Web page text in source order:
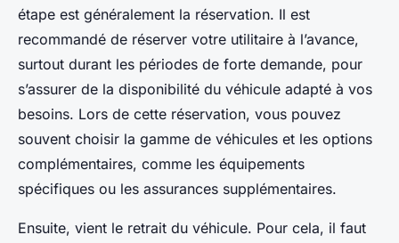
étape est généralement la réservation. Il est
recommandé de réserver votre utilitaire à l’avance,
surtout durant les périodes de forte demande, pour
s’assurer de la disponibilité du véhicule adapté à vos
besoins. Lors de cette réservation, vous pouvez
souvent choisir la gamme de véhicules et les options
complémentaires, comme les équipements
spécifiques ou les assurances supplémentaires.
Ensuite, vient le retrait du véhicule. Pour cela, il faut